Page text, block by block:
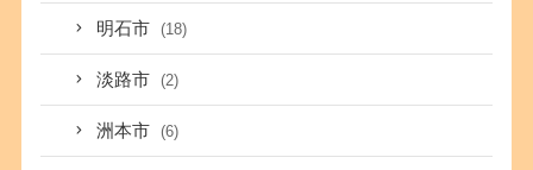
明石市 (18)
淡路市 (2)
洲本市 (6)